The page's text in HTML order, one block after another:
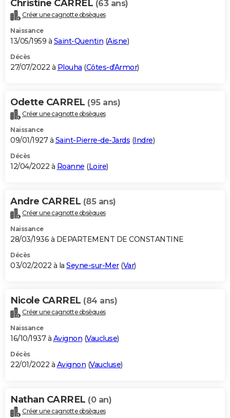
Christine CARREL (63 ans)
Créer une cagnotte obsèques
Naissance
13/05/1959 à Saint-Quentin (Aisne)
Décès
27/07/2022 à Plouha (Côtes-d'Armor)
Odette CARREL (95 ans)
Créer une cagnotte obsèques
Naissance
09/01/1927 à Saint-Pierre-de-Jards (Indre)
Décès
12/04/2022 à Roanne (Loire)
Andre CARREL (85 ans)
Créer une cagnotte obsèques
Naissance
28/03/1936 à DEPARTEMENT DE CONSTANTINE
Décès
03/02/2022 à la Seyne-sur-Mer(Var)
Nicole CARREL (84 ans)
Créer une cagnotte obsèques
Naissance
16/10/1937 à Avignon (Vaucluse)
Décès
22/01/2022 à Avignon (Vaucluse)
Nathan CARREL (0 an)
Créer une cagnotte obsèques